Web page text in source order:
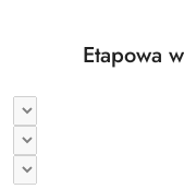
Etapowa